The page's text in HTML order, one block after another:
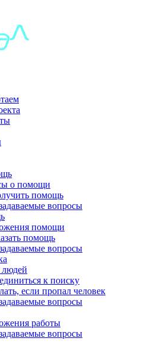
о помощи
помощь
вопросы
помощи
помощь
вопросы
к поиску
если пропал человек
вопросы
работы
вопросы